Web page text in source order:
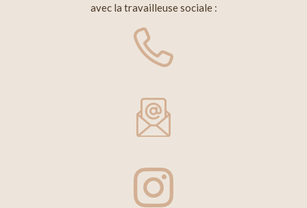
avec la travailleuse sociale :